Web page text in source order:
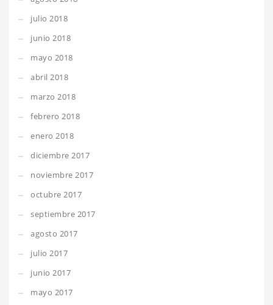
julio 2018
junio 2018
mayo 2018
abril 2018
marzo 2018
febrero 2018
enero 2018
diciembre 2017
noviembre 2017
octubre 2017
septiembre 2017
agosto 2017
julio 2017
junio 2017
mayo 2017